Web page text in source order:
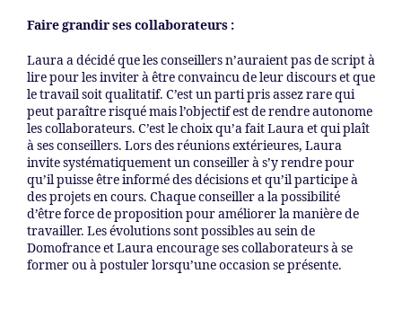
Faire grandir ses collaborateurs :
Laura a décidé que les conseillers n’auraient pas de script à
lire pour les inviter à être convaincu de leur discours et que
le travail soit qualitatif. C’est un parti pris assez rare qui
peut paraître risqué mais l’objectif est de rendre autonome
les collaborateurs. C’est le choix qu’a fait Laura et qui plaît
à ses conseillers. Lors des réunions extérieures, Laura
invite systématiquement un conseiller à s’y rendre pour
qu’il puisse être informé des décisions et qu’il participe à
des projets en cours. Chaque conseiller a la possibilité
d’être force de proposition pour améliorer la manière de
travailler. Les évolutions sont possibles au sein de
Domofrance et Laura encourage ses collaborateurs à se
former ou à postuler lorsqu’une occasion se présente.